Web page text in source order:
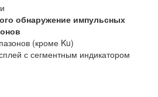
обнаружение импульсных
(кроме Ku)
с сегментным индикатором